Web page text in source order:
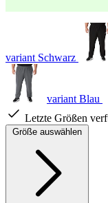
variant Schwarz
variant Blau
Letzte Größen
Größe auswählen